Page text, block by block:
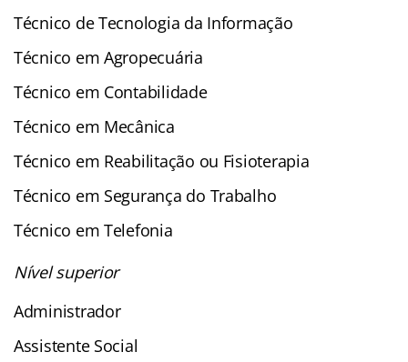
Técnico de Tecnologia da Informação
Técnico em Agropecuária
Técnico em Contabilidade
Técnico em Mecânica
Técnico em Reabilitação ou Fisioterapia
Técnico em Segurança do Trabalho
Técnico em Telefonia
Nível superior
Administrador
Assistente Social